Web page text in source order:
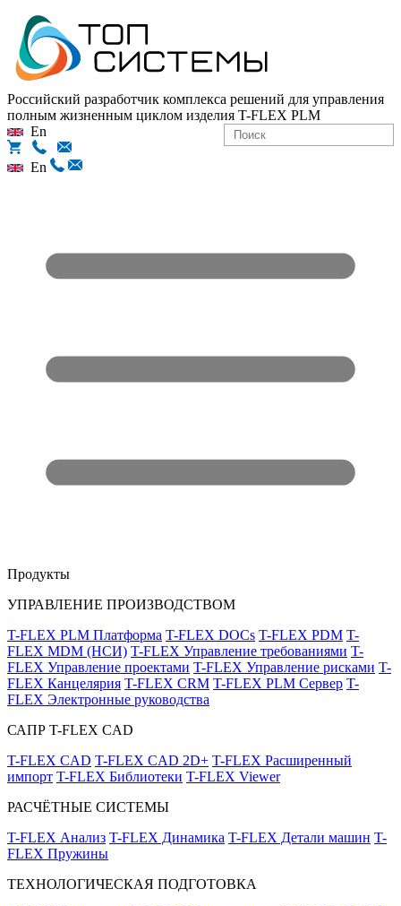
Российский разработчик комплекса решений для управления
полным жизненным циклом изделия T-FLEX PLM
En
En
Продукты
УПРАВЛЕНИЕ ПРОИЗВОДСТВОМ
T-FLEX PLM Платформа T-FLEX DOCs T-FLEX PDM T-
FLEX MDM (НСИ) T-FLEX Управление требованиями T-
FLEX Управление проектами T-FLEX Управление рисками T-
FLEX Канцелярия T-FLEX CRM T-FLEX PLM Сервер T-
FLEX Электронные руководства
САПР T-FLEX CAD
T-FLEX CAD T-FLEX CAD 2D+ T-FLEX Расширенный
импорт T-FLEX Библиотеки T-FLEX Viewer
РАСЧЁТНЫЕ СИСТЕМЫ
T-FLEX Анализ T-FLEX Динамика T-FLEX Детали машин T-
FLEX Пружины
ТЕХНОЛОГИЧЕСКАЯ ПОДГОТОВКА